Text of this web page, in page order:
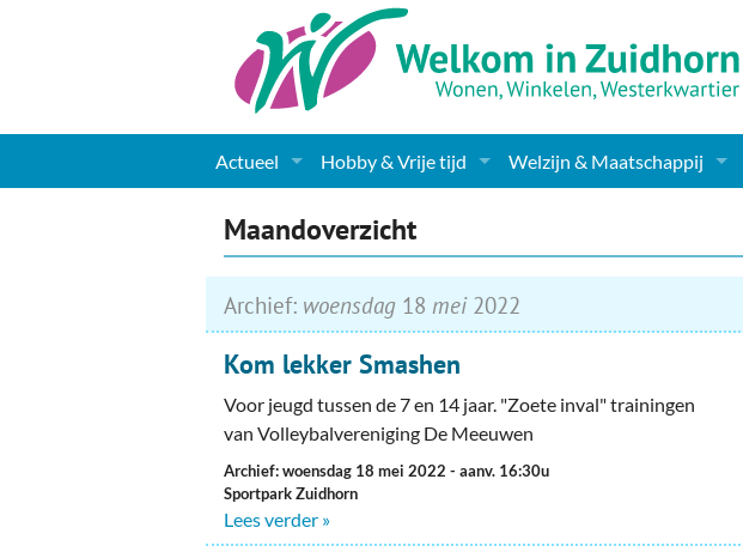
Actueel
Nieuws
Gemeente informatie
Woningaanbod
Columns & Redactioneel
Foto-pagina
Hobby & Vrije tijd
Muziek
Toerisme & Musea
Podia & Dorpshuizen
Welzijn & Maatschappij
Levensbeschouwelijk
Ouderen
Maandoverzicht
Archief: woensdag 18 mei2022
Kom lekker Smashen
Voor jeugd tussen de 7 en 14 jaar. "Zoete inval" trainingen
van Volleybalvereniging De Meeuwen
Archief: woensdag 18 mei 2022- aanv. 16:30u
Sportpark Zuidhorn
Lees verder »